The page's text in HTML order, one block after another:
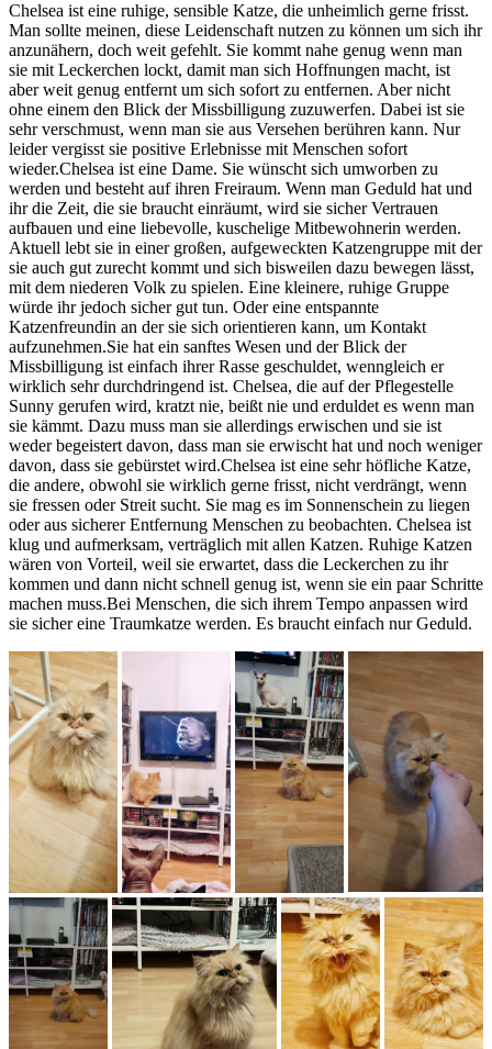
Chelsea ist eine ruhige, sensible Katze, die unheimlich gerne frisst.
Man sollte meinen, diese Leidenschaft nutzen zu können um sich ihr
anzunähern, doch weit gefehlt. Sie kommt nahe genug wenn man
sie mit Leckerchen lockt, damit man sich Hoffnungen macht, ist
aber weit genug entfernt um sich sofort zu entfernen. Aber nicht
ohne einem den Blick der Missbilligung zuzuwerfen. Dabei ist sie
sehr verschmust, wenn man sie aus Versehen berühren kann. Nur
leider vergisst sie positive Erlebnisse mit Menschen sofort
wieder.Chelsea ist eine Dame. Sie wünscht sich umworben zu
werden und besteht auf ihren Freiraum. Wenn man Geduld hat und
ihr die Zeit, die sie braucht einräumt, wird sie sicher Vertrauen
aufbauen und eine liebevolle, kuschelige Mitbewohnerin werden.
Aktuell lebt sie in einer großen, aufgeweckten Katzengruppe mit der
sie auch gut zurecht kommt und sich bisweilen dazu bewegen lässt,
mit dem niederen Volk zu spielen. Eine kleinere, ruhige Gruppe
würde ihr jedoch sicher gut tun. Oder eine entspannte
Katzenfreundin an der sie sich orientieren kann, um Kontakt
aufzunehmen.Sie hat ein sanftes Wesen und der Blick der
Missbilligung ist einfach ihrer Rasse geschuldet, wenngleich er
wirklich sehr durchdringend ist. Chelsea, die auf der Pflegestelle
Sunny gerufen wird, kratzt nie, beißt nie und erduldet es wenn man
sie kämmt. Dazu muss man sie allerdings erwischen und sie ist
weder begeistert davon, dass man sie erwischt hat und noch weniger
davon, dass sie gebürstet wird.Chelsea ist eine sehr höfliche Katze,
die andere, obwohl sie wirklich gerne frisst, nicht verdrängt, wenn
sie fressen oder Streit sucht. Sie mag es im Sonnenschein zu liegen
oder aus sicherer Entfernung Menschen zu beobachten. Chelsea ist
klug und aufmerksam, verträglich mit allen Katzen. Ruhige Katzen
wären von Vorteil, weil sie erwartet, dass die Leckerchen zu ihr
kommen und dann nicht schnell genug ist, wenn sie ein paar Schritte
machen muss.Bei Menschen, die sich ihrem Tempo anpassen wird
sie sicher eine Traumkatze werden. Es braucht einfach nur Geduld.